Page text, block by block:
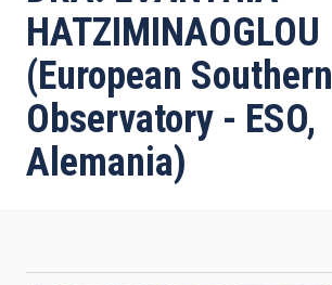
ayuda
a
la
navegación
HATZIMINAOGLOU
(European Southern
Observatory - ESO,
Alemania)